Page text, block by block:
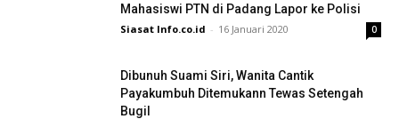
Mahasiswi PTN di Padang Lapor ke Polisi
Siasat Info.co.id - 16 Januari 2020 0
Dibunuh Suami Siri, Wanita Cantik
Payakumbuh Ditemukann Tewas Setengah
Bugil